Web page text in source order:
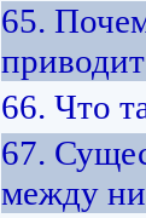
65.
66. Что
67.
между